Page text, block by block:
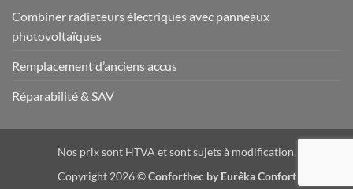
Combiner radiateurs électriques avec panneaux
photovoltaïques
Remplacement d’anciens accus
Réparabilité & SAV
Nos prix sont HTVA et sont sujets à modification.
Copyright 2026 ©Conforthec by Eurêka Confort